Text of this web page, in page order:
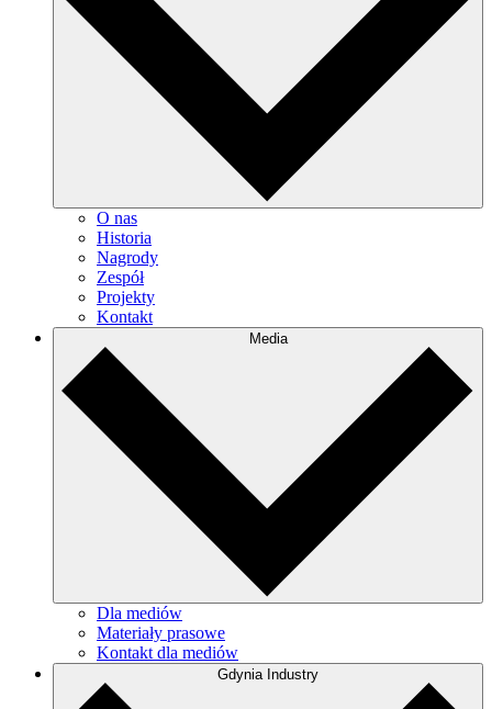
O nas
Historia
Nagrody
Zespół
Projekty
Kontakt
Media
Dla mediów
Materiały prasowe
Kontakt dla mediów
Gdynia Industry